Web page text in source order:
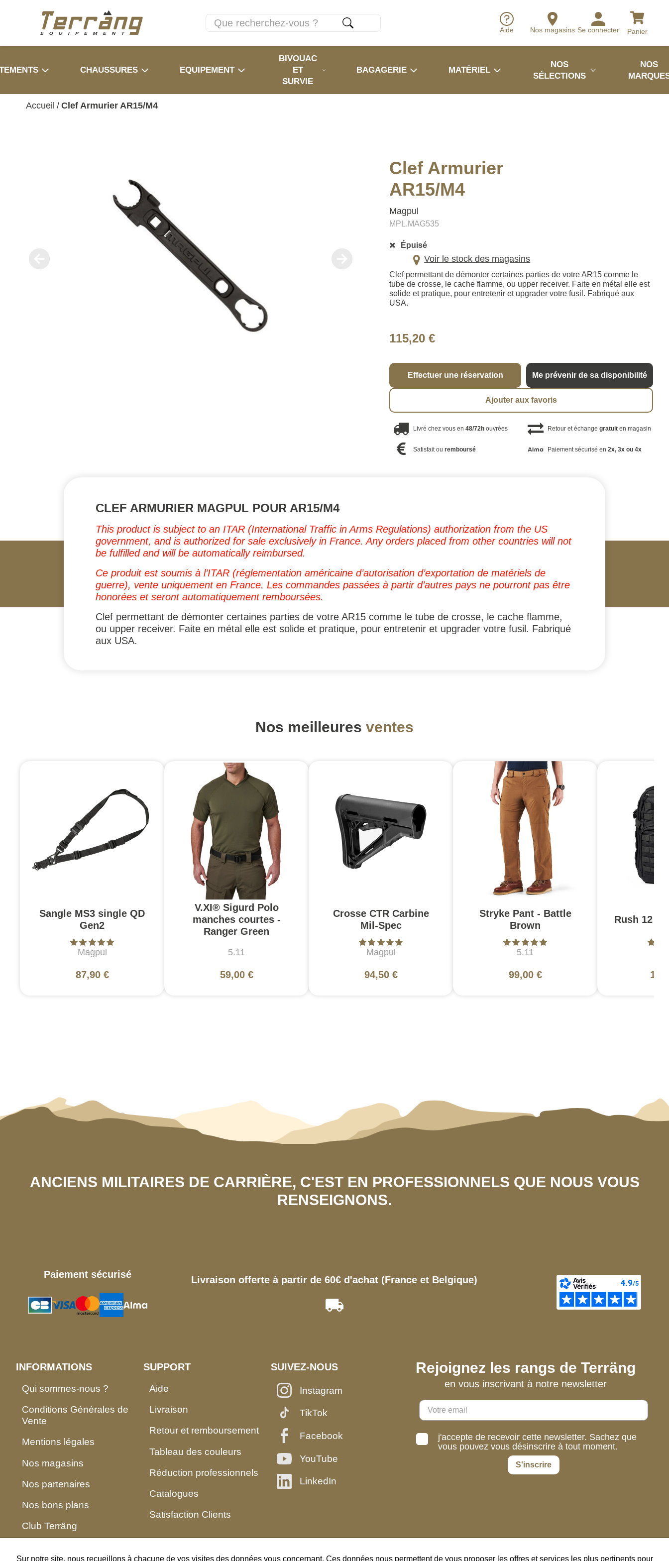
Aide Nos magasins Se connecter Panier
CHAUSSURES EQUIPEMENT
BIVOUAC
ET
SURVIE
BAGAGERIE MATÉRIEL
NOS
SÉLECTIONS
NOS
Accueil / Clef Armurier AR15/M4
Clef Armurier
AR15/M4
Magpul
MPL.MAG535
Épuisé
Voir le stock des magasins
Clef permettant de démonter certaines parties de votre AR15 comme le
tube de crosse, le cache flamme, ou upper receiver. Faite en métal elle est
solide et pratique, pour entretenir et upgrader votre fusil. Fabriqué aux
USA.
115,20 €
Effectuer une réservation Me prévenir de sa disponibilité
Ajouter aux favoris
Livré chez vous en48/72h ouvrées Retour et échange gratuiten magasin
Satisfait ouremboursé Paiement sécurisé en 2x, 3x ou 4x
CLEF ARMURIER MAGPUL POUR AR15/M4
This product is subject to an ITAR (International Traffic in Arms Regulations) authorization from the US
government, and is authorized for sale exclusively in France. Any orders placed from other countries will not
be fulfilled and will be automatically reimbursed.
Ce produit est soumis à l’ITAR (réglementation américaine d’autorisation d’exportation de matériels de
guerre), vente uniquement en France. Les commandes passées à partir d’autres pays ne pourront pas être
honorées et seront automatiquement remboursées.
Clef permettant de démonter certaines parties de votre AR15 comme le tube de crosse, le cache flamme,
ou upper receiver. Faite en métal elle est solide et pratique, pour entretenir et upgrader votre fusil. Fabriqué
aux USA.
Nos meilleures ventes
Sangle MS3 single QD
Gen2
Magpul
87,90 €
V.XI® Sigurd Polo
manches courtes -
Ranger Green
5.11
59,00 €
Crosse CTR Carbine
Mil-Spec
Magpul
94,50 €
Stryke Pant - Battle
Brown
5.11
99,00 €
Rush 12
ANCIENS MILITAIRES DE CARRIÈRE, C'EST EN PROFESSIONNELS QUE NOUS VOUS
RENSEIGNONS.
Paiement sécurisé Livraison offerte à partir de 60€ d'achat (France et Belgique)
INFORMATIONS
Qui sommes-nous ?
Conditions Générales de
Vente
Mentions légales
Nos magasins
Nos partenaires
Nos bons plans
Club Terräng
SUPPORT
Aide
Livraison
Retour et remboursement
Tableau des couleurs
Réduction professionnels
Catalogues
Satisfaction Clients
SUIVEZ-NOUS
Instagram
TikTok
Facebook
YouTube
LinkedIn
Rejoignez les rangs de Terräng
en vous inscrivant à notre newsletter
j'accepte de recevoir cette newsletter. Sachez que
vous pouvez vous désinscrire à tout moment.
S'inscrire
Sur notre site, nous recueillons à chacune de vos visites des données vous concernant. Ces données nous permettent de vous proposer les offres et services les plus pertinents pour